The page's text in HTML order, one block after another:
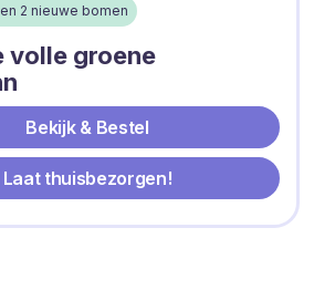
2 nieuwe bomen
volle groene
Bekijk & Bestel
Laat thuisbezorgen!